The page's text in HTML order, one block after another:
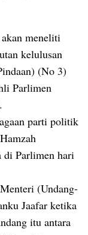
akan meneliti
kelulusan
(No 3)
Parlimen
parti politik
di Parlimen hari
(Undang-
Jaafar ketika
itu antara